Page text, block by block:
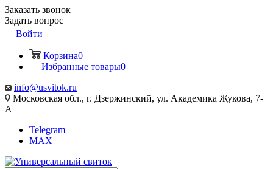
Заказать звонок
Задать вопрос
Войти
Корзина0
Избранные товары0
info@usvitok.ru
Московская обл., г. Дзержинский, ул. Академика Жукова, 7-
А
Telegram
MAX